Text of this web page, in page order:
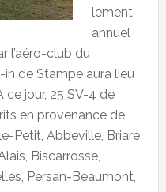
lement
annuel
l’aéro-club du
de Stampe aura lieu
ce jour, 25 SV-4 de
en provenance de
Petit, Abbeville, Briare,
Biscarrosse,
Persan-Beaumont,